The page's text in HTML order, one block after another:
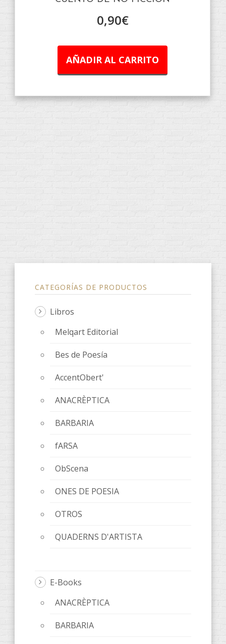
0,90€
AÑADIR AL CARRITO
CATEGORÍAS DE PRODUCTOS
Libros
Melqart Editorial
Bes de Poesía
AccentObert'
ANACRÈPTICA
BARBARIA
fARSA
ObScena
ONES DE POESIA
OTROS
QUADERNS D'ARTISTA
E-Books
ANACRÈPTICA
BARBARIA